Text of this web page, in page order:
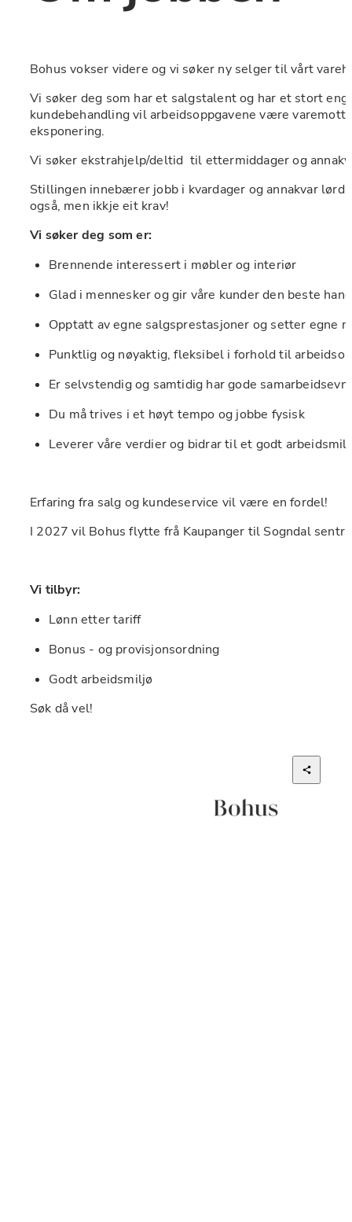
Bohus vokser videre og vi søker ny selger til vårt
Vi søker deg som har et salgstalent og har et stort
kundebehandling vil arbeidsoppgavene være
eksponering.
Vi søker ekstrahjelp/deltid  til ettermiddager og
Stillingen innebærer jobb i kvardager og annakvar
også, men ikkje eit krav!
Vi søker deg som er:
Brennende interessert i møbler og interiør
Glad i mennesker og gir våre kunder den beste
Opptatt av egne salgsprestasjoner og setter egne
Punktlig og nøyaktig, fleksibel i forhold til
Er selvstendig og samtidig har gode
Du må trives i et høyt tempo og jobbe fysisk
Leverer våre verdier og bidrar til et godt
Erfaring fra salg og kundeservice vil være en fordel!
I 2027 vil Bohus flytte frå Kaupanger til Sogndal
Vi tilbyr:
Lønn etter tariff
Bonus - og provisjonsordning
Godt arbeidsmiljø
Søk då vel!